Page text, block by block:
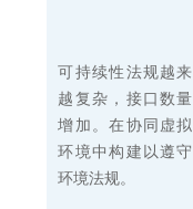
可持续性法规越来
越复杂，接口数量
增加。在协同虚拟
环境中构建以遵守
环境法规。